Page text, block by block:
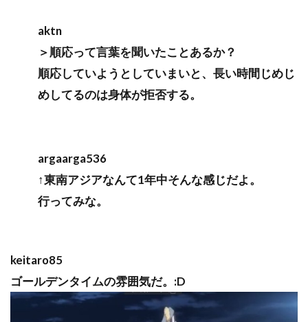
aktn
＞順応って言葉を聞いたことあるか？
順応していようとしていまいと、長い時間じめじ
めしてるのは身体が拒否する。
argaarga536
↑東南アジアなんて1年中そんな感じだよ。
行ってみな。
keitaro85
ゴールデンタイムの雰囲気だ。:D